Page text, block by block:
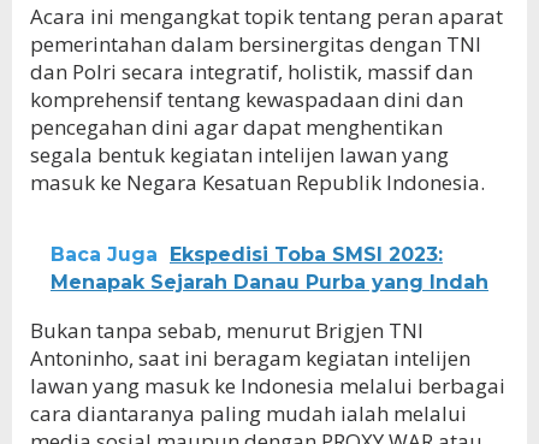
Acara ini mengangkat topik tentang peran aparat
pemerintahan dalam bersinergitas dengan TNI
dan Polri secara integratif, holistik, massif dan
komprehensif tentang kewaspadaan dini dan
pencegahan dini agar dapat menghentikan
segala bentuk kegiatan intelijen lawan yang
masuk ke Negara Kesatuan Republik Indonesia.
Baca Juga
Ekspedisi Toba SMSI 2023:
Menapak Sejarah Danau Purba yang Indah
Bukan tanpa sebab, menurut Brigjen TNI
Antoninho, saat ini beragam kegiatan intelijen
lawan yang masuk ke Indonesia melalui berbagai
cara diantaranya paling mudah ialah melalui